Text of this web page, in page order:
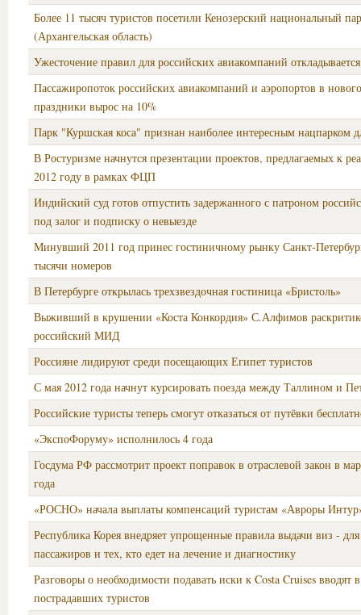
Более 11 тысяч туристов посетили Кенозерский национальный
(Архангельская область)
Ужесточение правил для российских авиакомпаний откладывается
Пассажиропоток российских авиакомпаний и аэропортов в
праздники вырос на 10%
Парк "Куршская коса" признан наиболее интересным нацпарком
В Ростуризме начнутся презентации проектов, предлагаемых к
2012 году в рамках ФЦП
Индийский суд готов отпустить задержанного с патроном
под залог и подписку о невыезде
Минувший 2011 год принес гостиничному рынку Санкт-
тысячи номеров
В Петербурге открылась трехзвездочная гостиница «Бристоль»
Выживший в крушении «Коста Конкордия» С.Алфимов
российский МИД
Россияне лидируют среди посещающих Египет туристов
С мая 2012 года начнут курсировать поезда между Таллином и
Российские туристы теперь смогут отказаться от путёвки
«ЭкспоФоруму» исполнилось 4 года
Госдума РФ рассмотрит проект поправок в отраслевой закон в
года
«РОСНО» начала выплаты компенсаций туристам «Авроры
Республика Корея внедряет упрощенные правила выдачи виз -
пассажиров и тех, кто едет на лечение и диагностику
Разговоры о необходимости подавать иски к Costa Cruises вводят
пострадавших туристов